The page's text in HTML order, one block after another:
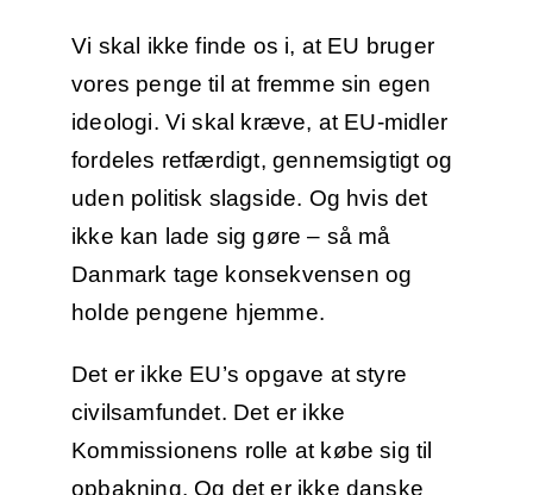
Vi skal ikke finde os i, at EU bruger
vores penge til at fremme sin egen
ideologi. Vi skal kræve, at EU-midler
fordeles retfærdigt, gennemsigtigt og
uden politisk slagside. Og hvis det
ikke kan lade sig gøre – så må
Danmark tage konsekvensen og
holde pengene hjemme.
Det er ikke EU’s opgave at styre
civilsamfundet. Det er ikke
Kommissionens rolle at købe sig til
opbakning. Og det er ikke danske